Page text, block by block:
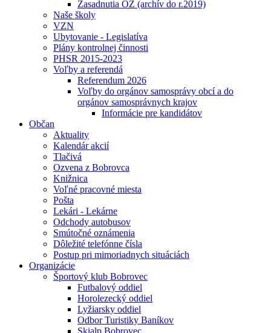
Zasadnutia OZ (archív do r.2019)
Naše školy
VZN
Ubytovanie - Legislatíva
Plány kontrolnej činnosti
PHSR 2015-2023
Voľby a referendá
Referendum 2026
Voľby do orgánov samosprávy obcí a do
orgánov samosprávnych krajov
Informácie pre kandidátov
Občan
Aktuality
Kalendár akcií
Tlačivá
Ozvena z Bobrovca
Knižnica
Voľné pracovné miesta
Pošta
Lekári - Lekárne
Odchody autobusov
Smútočné oznámenia
Dôležité telefónne čísla
Postup pri mimoriadnych situáciách
Organizácie
Športový klub Bobrovec
Futbalový oddiel
Horolezecký oddiel
Lyžiarsky oddiel
Odbor Turistiky Baníkov
Skialp Bobrovec